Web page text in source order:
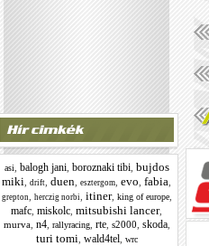
asi balogh jani, boroznaki tibi, bujdos
miki drift duen esztergom evo fabia
grepton herczig norbi itiner, king of europe,
mafc miskolc mitsubishi lancer,
murva, n4, rallyracing, rte, s2000 skoda,
turi tomi wald4tel wrc